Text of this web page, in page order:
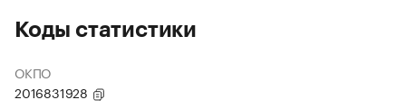
Коды статистики
ОКПО
2016831928